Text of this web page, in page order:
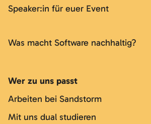
Speaker:in für euer Event
Was macht Software nachhaltig?
Wer zu uns passt
Arbeiten bei Sandstorm
Mit uns dual studieren